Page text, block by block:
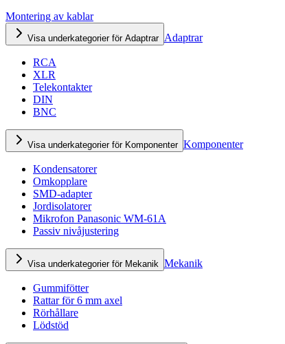
Montering av kablar
Visa underkategorier för Adaptrar Adaptrar
RCA
XLR
Telekontakter
DIN
BNC
Visa underkategorier för Komponenter Komponenter
Kondensatorer
Omkopplare
SMD-adapter
Jordisolatorer
Mikrofon Panasonic WM-61A
Passiv nivåjustering
Visa underkategorier för Mekanik Mekanik
Gummifötter
Rattar för 6 mm axel
Rörhållare
Lödstöd